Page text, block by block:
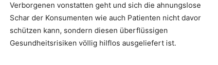
Verborgenen vonstatten geht und sich die ahnungslose
Schar der Konsumenten wie auch Patienten nicht davor
schützen kann, sondern diesen überflüssigen
Gesundheitsrisiken völlig hilflos ausgeliefert ist.